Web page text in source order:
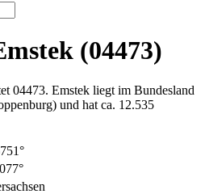
(04473)
04473. Emstek liegt im Bundesland
und hat ca. 12.535